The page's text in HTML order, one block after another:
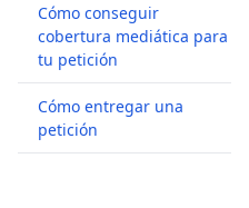
Cómo conseguir
cobertura mediática para
tu petición
Cómo entregar una
petición